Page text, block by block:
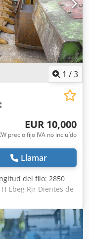
1 /3
EUR 10,000
precio fijo IVA no incluído
Llamar
del filo: 2850
Ebeg Rjr Dientes de